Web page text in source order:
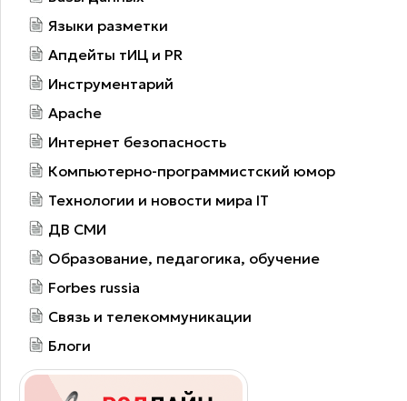
Языки разметки
Апдейты тИЦ и PR
Инструментарий
Apache
Интернет безопасность
Компьютерно-программистский юмор
Технологии и новости мира IT
ДВ СМИ
Образование, педагогика, обучение
Forbes russia
Связь и телекоммуникации
Блоги